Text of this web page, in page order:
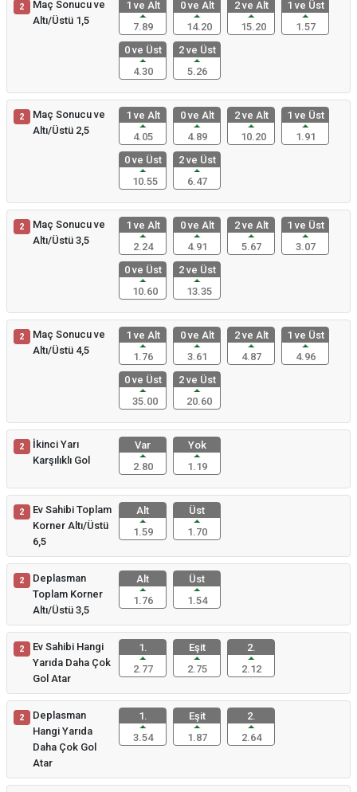
2
Maç Sonucu ve
Altı/Üstü 1,5
1 ve Alt
7.89
0 ve Alt
14.20
2 ve Alt
15.20
1 ve Üst
1.57
0 ve Üst
4.30
2 ve Üst
5.26
2
Maç Sonucu ve
Altı/Üstü 2,5
1 ve Alt
4.05
0 ve Alt
4.89
2 ve Alt
10.20
1 ve Üst
1.91
0 ve Üst
10.55
2 ve Üst
6.47
2
Maç Sonucu ve
Altı/Üstü 3,5
1 ve Alt
2.24
0 ve Alt
4.91
2 ve Alt
5.67
1 ve Üst
3.07
0 ve Üst
10.60
2 ve Üst
13.35
2
Maç Sonucu ve
Altı/Üstü 4,5
1 ve Alt
1.76
0 ve Alt
3.61
2 ve Alt
4.87
1 ve Üst
4.96
0 ve Üst
35.00
2 ve Üst
20.60
2
İkinci Yarı
Karşılıklı Gol
Var
2.80
Yok
1.19
2
Ev Sahibi Toplam
Korner Altı/Üstü
6,5
Alt
1.59
Üst
1.70
2
Deplasman
Toplam Korner
Altı/Üstü 3,5
Alt
1.76
Üst
1.54
2
Ev Sahibi Hangi
Yarıda Daha Çok
Gol Atar
1.
2.77
Eşit
2.75
2.
2.12
2
Deplasman
Hangi Yarıda
Daha Çok Gol
Atar
1.
3.54
Eşit
1.87
2.
2.64